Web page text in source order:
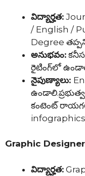
విద్యార్హత:
/ English /
Degree
అనుభవం:
రైటింగ్‌లో
నైపుణ్యాలు:
కంటెంట్
Graphic Designer
విద్యార్హత: